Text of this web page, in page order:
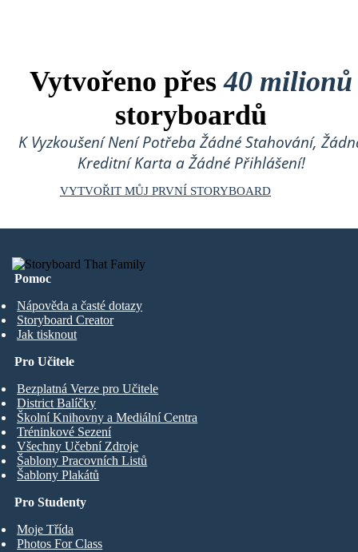
Vytvořeno přes40 milionů
storyboardů
K Vyzkoušení Není Potřeba Žádné Stahování,
Kreditní Karta a Žádné Přihlášení!
VYTVOŘIT MŮJ PRVNÍ STORYBOARD
Pomoc
Nápověda a časté dotazy
Storyboard Creator
Jak tisknout
Pro Studenty
Moje Třída
Photos For Class
Pro Učitele
Bezplatná Verze pro Učitele
District Balíčky
Školní Knihovny a Mediální Centra
Tréninkové Sezení
Všechny Učební Zdroje
Šablony Pracovních Listů
Šablony Plakátů